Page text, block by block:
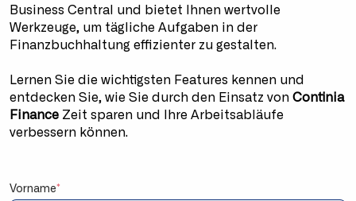
Business Central und bietet Ihnen wertvolle
Werkzeuge, um tägliche Aufgaben in der
Finanzbuchhaltung effizienter zu gestalten.
Lernen Sie die wichtigsten Features kennen und
entdecken Sie, wie Sie durch den Einsatz von Continia
Finance Zeit sparen und Ihre Arbeitsabläufe
verbessern können.
Vorname*